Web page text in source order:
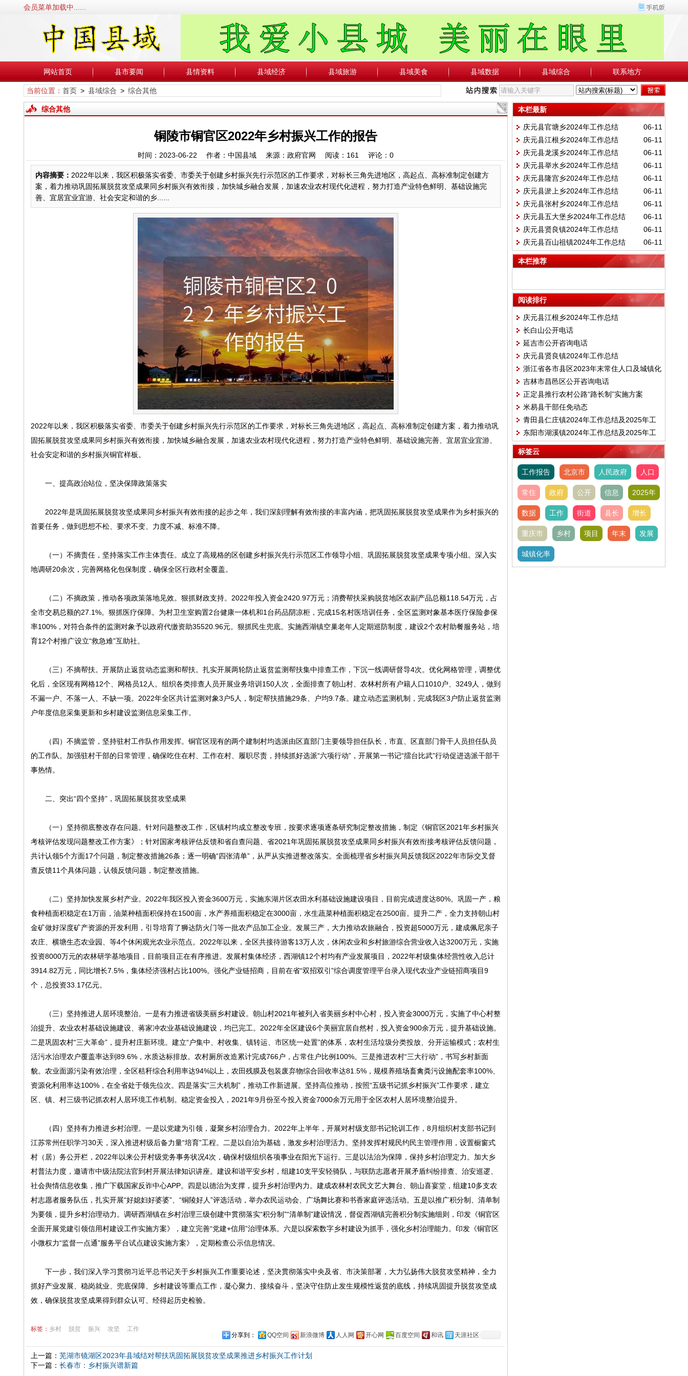
会员菜单加载中......
网站首页 县市要闻 县情资料 县域经济 县域旅游 县域美食 县域数据 县域综合 联系地方
当前位置： 首页> 县域综合 > 综合其他
综合其他
铜陵市铜官区2022年乡村振兴工作的报告
时间：2023-06-22 作者：中国县域 来源：政府官网 阅读： 161 评论： 0
内容摘要： 2022年以来，我区积极落实省委、市委关于创建乡村振兴先行示范区的工作要求，对标长三角先进地区，高起点、高标准制定创建方
案，着力推动巩固拓展脱贫攻坚成果同乡村振兴有效衔接，加快城乡融合发展，加速农业农村现代化进程，努力打造产业特色鲜明、基础设施完
善、宜居宜业宜游、社会安定和谐的乡......
2022年以来，我区积极落实省委、市委关于创建乡村振兴先行示范区的工作要求，对标长三角先进地区，高起点、高标准制定创建方案，着力推动巩
固拓展脱贫攻坚成果同乡村振兴有效衔接，加快城乡融合发展，加速农业农村现代化进程，努力打造产业特色鲜明、基础设施完善、宜居宜业宜游、
社会安定和谐的乡村振兴铜官样板。
一、提高政治站位，坚决保障政策落实
2022年是巩固拓展脱贫攻坚成果同乡村振兴有效衔接的起步之年，我们深刻理解有效衔接的丰富内涵，把巩固拓展脱贫攻坚成果作为乡村振兴的
首要任务，做到思想不松、要求不变、力度不减、标准不降。
（一）不摘责任，坚持落实工作主体责任。成立了高规格的区创建乡村振兴先行示范区工作领导小组、巩固拓展脱贫攻坚成果专项小组。深入实
地调研20余次，完善网格化包保制度，确保全区行政村全覆盖。
（二）不摘政策，推动各项政策落地见效。狠抓财政支持。2022年投入资金2420.97万元；消费帮扶采购脱贫地区农副产品总额118.54万元，占
全市交易总额的27.1%。狠抓医疗保障。为村卫生室购置2台健康一体机和1台药品阴凉柜，完成15名村医培训任务，全区监测对象基本医疗保险参保
率100%，对符合条件的监测对象予以政府代缴资助35520.96元。狠抓民生兜底。实施西湖镇空巢老年人定期巡防制度，建设2个农村助餐服务站，培
育12个村推广设立“救急难”互助社。
（三）不摘帮扶。开展防止返贫动态监测和帮扶。扎实开展两轮防止返贫监测帮扶集中排查工作，下沉一线调研督导4次。优化网格管理，调整优
化后，全区现有网格12个、网格员12人。组织各类排查人员开展业务培训150人次，全面排查了朝山村、农林村所有户籍人口1010户、3249人，做到
不漏一户、不落一人、不缺一项。2022年全区共计监测对象3户5人，制定帮扶措施29条、户均9.7条。建立动态监测机制，完成我区3户防止返贫监测
户年度信息采集更新和乡村建设监测信息采集工作。
（四）不摘监管，坚持驻村工作队作用发挥。铜官区现有的两个建制村均选派由区直部门主要领导担任队长，市直、区直部门骨干人员担任队员
的工作队。加强驻村干部的日常管理，确保吃住在村、工作在村、履职尽责，持续抓好选派“六项行动”，开展第一书记“擂台比武”行动促进选派干部干
事热情。
二、突出“四个坚持”，巩固拓展脱贫攻坚成果
（一）坚持彻底整改存在问题。针对问题整改工作，区镇村均成立整改专班，按要求逐项逐条研究制定整改措施，制定《铜官区2021年乡村振兴
考核评估发现问题整改工作方案》；针对国家考核评估反馈和省自查问题、省2021年巩固拓展脱贫攻坚成果同乡村振兴有效衔接考核评估反馈问题，
共计认领5个方面17个问题，制定整改措施26条；逐一明确“四张清单”，从严从实推进整改落实。全面梳理省乡村振兴局反馈我区2022年市际交叉督
查反馈11个具体问题，认领反馈问题，制定整改措施。
（二）坚持加快发展乡村产业。2022年我区投入资金3600万元，实施东湖片区农田水利基础设施建设项目，目前完成进度达80%。巩固一产，粮
食种植面积稳定在1万亩，油菜种植面积保持在1500亩，水产养殖面积稳定在3000亩，水生蔬菜种植面积稳定在2500亩。提升二产，全力支持朝山村
金矿做好深度矿产资源的开发利用，引导培育了狮达防火门等一批农产品加工企业。发展三产，大力推动农旅融合，投资超5000万元，建成佩尼亲子
农庄、横塘生态农业园、等4个休闲观光农业示范点。2022年以来，全区共接待游客13万人次，休闲农业和乡村旅游综合营业收入达3200万元，实施
投资8000万元的农林研学基地项目，目前项目正在有序推进。发展村集体经济，西湖镇12个村均有产业发展项目，2022年村级集体经营性收入总计
3914.82万元，同比增长7.5%，集体经济强村占比100%。强化产业链招商，目前在省“双招双引”综合调度管理平台录入现代农业产业链招商项目9
个，总投资33.17亿元。
（三）坚持推进人居环境整治。一是有力推进省级美丽乡村建设。朝山村2021年被列入省美丽乡村中心村，投入资金3000万元，实施了中心村整
治提升、农业农村基础设施建设、蒋家冲农业基础设施建设，均已完工。2022年全区建设6个美丽宜居自然村，投入资金900余万元，提升基础设施。
二是巩固农村“三大革命”，提升村庄新环境。建立“户集中、村收集、镇转运、市区统一处置”的体系，农村生活垃圾分类投放、分开运输模式；农村生
活污水治理农户覆盖率达到89.6%，水质达标排放。农村厕所改造累计完成766户，占常住户比例100%。三是推进农村“三大行动”，书写乡村新面
貌。农业面源污染有效治理，全区秸秆综合利用率达94%以上，农田残膜及包装废弃物综合回收率达81.5%，规模养殖场畜禽粪污设施配套率100%、
资源化利用率达100%，在全省处于领先位次。四是落实“三大机制”，推动工作新进展。坚持高位推动，按照“五级书记抓乡村振兴”工作要求，建立
区、镇、村三级书记抓农村人居环境工作机制。稳定资金投入，2021年9月份至今投入资金7000余万元用于全区农村人居环境整治提升。
（四）坚持有力推进乡村治理。一是以党建为引领，凝聚乡村治理合力。2022年上半年，开展对村级支部书记轮训工作，8月组织村支部书记到
江苏常州任职学习30天，深入推进村级后备力量“培育”工程。二是以自治为基础，激发乡村治理活力。坚持发挥村规民约民主管理作用，设置橱窗式
村（居）务公开栏，2022年以来公开村级党务事务状况4次，确保村级组织各项事业在阳光下运行。三是以法治为保障，保持乡村治理定力。加大乡
村普法力度，邀请市中级法院法官到村开展法律知识讲座。建设和谐平安乡村，组建10支平安轻骑队，与联防志愿者开展矛盾纠纷排查、治安巡逻、
社会舆情信息收集，推广下载国家反诈中心APP。四是以德治为支撑，提升乡村治理内力。建成农林村农民文艺大舞台、朝山喜宴堂，组建10多支农
村志愿者服务队伍，扎实开展“好媳妇好婆婆”、“铜陵好人”评选活动，举办农民运动会、广场舞比赛和书香家庭评选活动。五是以推广积分制、清单制
为要领，提升乡村治理动力。调研西湖镇在乡村治理三级创建中贯彻落实“积分制”“清单制”建设情况，督促西湖镇完善积分制实施细则，印发《铜官区
全面开展党建引领信用村建设工作实施方案》，建立完善“党建+信用”治理体系。六是以探索数字乡村建设为抓手，强化乡村治理能力。印发《铜官区
小微权力“监督一点通”服务平台试点建设实施方案》，定期检查公示信息情况。
下一步，我们深入学习贯彻习近平总书记关于乡村振兴工作重要论述，坚决贯彻落实中央及省、市决策部署，大力弘扬伟大脱贫攻坚精神，全力
抓好产业发展、稳岗就业、兜底保障、乡村建设等重点工作，凝心聚力、接续奋斗，坚决守住防止发生规模性返贫的底线，持续巩固提升脱贫攻坚成
效，确保脱贫攻坚成果得到群众认可、经得起历史检验。
标签： 乡村 脱贫 振兴 攻坚
工作
分享到：
QQ空间 新浪微博 人人网 开心网 百度空间 和讯 天涯社区
上一篇： 芜湖市镜湖区2023年县域结对帮扶巩固拓展脱贫攻坚成果推进乡村振兴工作计划
下一篇： 长春市：乡村振兴谱新篇
本栏最新
06-11
庆元县官塘乡2024年工作总结
06-11
庆元县江根乡2024年工作总结
06-11
庆元县龙溪乡2024年工作总结
06-11
庆元县举水乡2024年工作总结
06-11
庆元县隆宫乡2024年工作总结
06-11
庆元县淤上乡2024年工作总结
06-11
庆元县张村乡2024年工作总结
06-11
庆元县五大堡乡2024年工作总结
06-11
庆元县贤良镇2024年工作总结
06-11
庆元县百山祖镇2024年工作总结
本栏推荐
阅读排行
庆元县江根乡2024年工作总结
长白山公开电话
延吉市公开咨询电话
庆元县贤良镇2024年工作总结
浙江省各市县区2023年末常住人口及城镇化
率
吉林市昌邑区公开咨询电话
正定县推行农村公路“路长制”实施方案
米易县干部任免动态
青田县仁庄镇2024年工作总结及2025年工
作目标
东阳市湖溪镇2024年工作总结及2025年工
作计划
标签云
工作报告 北京市 人民政府 人口
常住 政府 公开 信息 2025年
数据 工作 街道 县长 增长
重庆市 乡村 项目 年末 发展
城镇化率